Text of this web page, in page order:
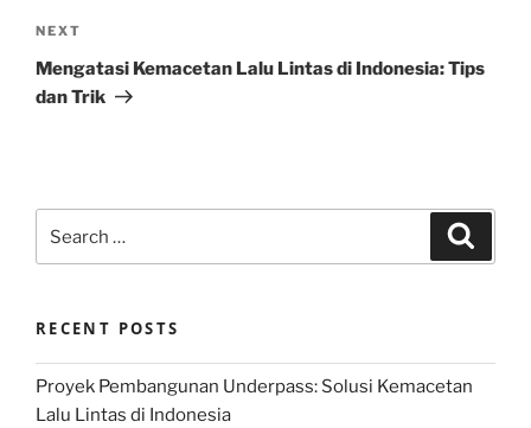
Next
Post
NEXT
Mengatasi Kemacetan Lalu Lintas di Indonesia: Tips
dan Trik
for:
RECENT POSTS
Proyek Pembangunan Underpass: Solusi Kemacetan
Lalu Lintas di Indonesia